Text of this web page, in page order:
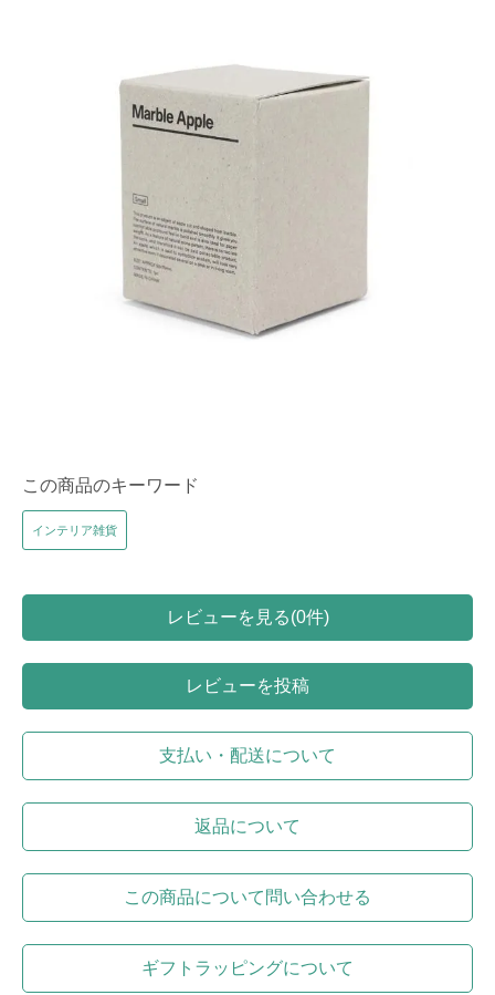
この商品のキーワード
インテリア雑貨
レビューを見る(0件)
レビューを投稿
支払い・配送について
返品について
この商品について問い合わせる
ギフトラッピングについて